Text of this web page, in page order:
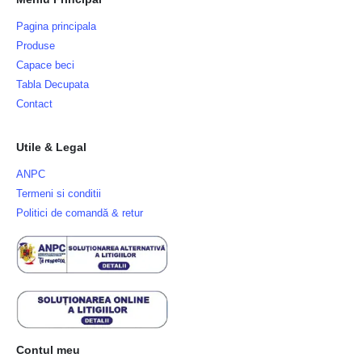
Pagina principala
Produse
Capace beci
Tabla Decupata
Contact
Utile & Legal
ANPC
Termeni si conditii
Politici de comandă & retur
Contul meu